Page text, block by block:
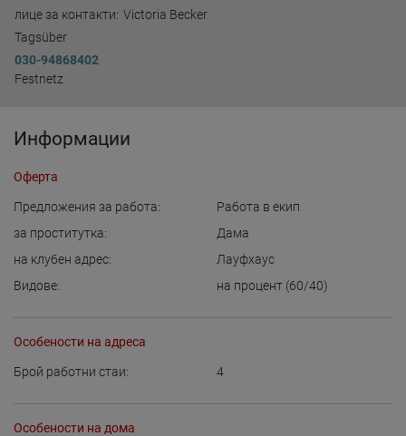
лице за контакти: Victoria Becker
Tagsüber
030-94868402
Festnetz
Информации
Оферта
Предложения за работа:
Работа в екип
за проститутка:
Дама
на клубен адрес:
Лауфхаус
Видове:
на процент (60/40)
Особености на адреса
Брой работни стаи: 4
Особености на дома